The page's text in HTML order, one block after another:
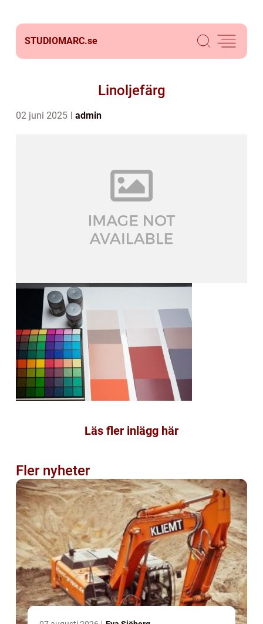
STUDIOMARC.se
Linoljefärg
02 juni 2025 admin
Läs fler inlägg här
Fler nyheter